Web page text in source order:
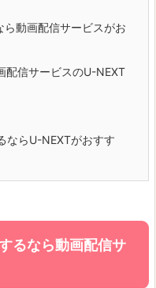
動画配信サービスがお
配信サービスのU-NEXT
ならU-NEXTがおすす
るなら動画配信サ